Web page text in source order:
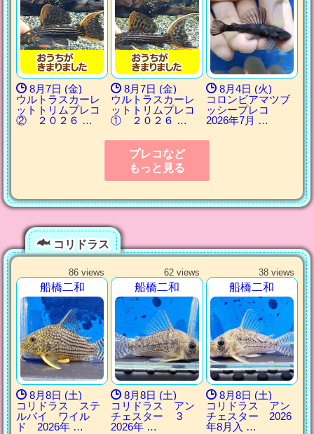
8月7日 (金)
ウルトラスカーレ
ットトリムプレコ
② ２０２６ …
8月7日 (金)
ウルトラスカーレ
ットトリムプレコ
① ２０２６ …
8月4日 (火)
コロンビアマツブ
ッシープレコ
2026年7月 …
プレコなど
もっと見る
コリドラス
86 views
船橋二和
8月8日 (土)
コリドラス ステ
ルバイ ワイル
ド 2026年 …
62 views
船橋二和
8月8日 (土)
コリドラス アン
チェスター 3
2026年 …
38 views
船橋二和
8月8日 (土)
コリドラス アン
チェスター 2026
年8月入 …